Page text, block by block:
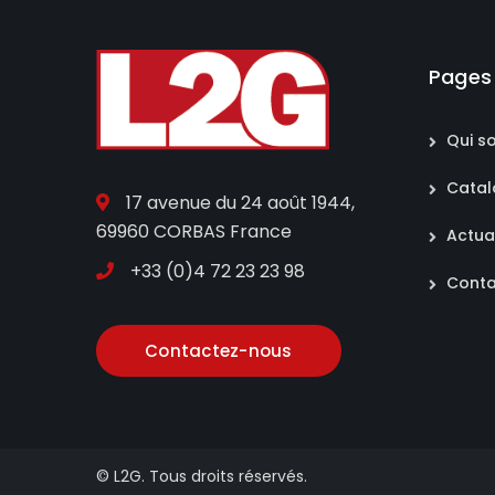
17 avenue du 24 août 1944,
69960 CORBAS France
+33 (0)4 72 23 23 98
Contactez-nous
Pages
Qui
© L2G. Tous droits réservés.